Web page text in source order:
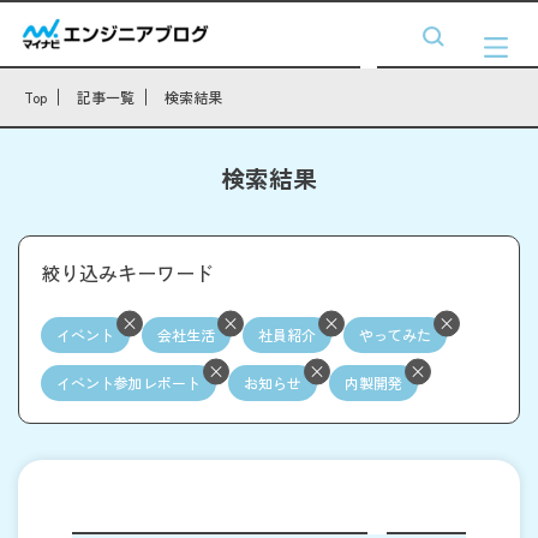
Top 記事一覧 検索結果
検索結果
絞り込みキーワード
イベント 会社生活 社員紹介 やってみた
イベント参加レポート お知らせ 内製開発